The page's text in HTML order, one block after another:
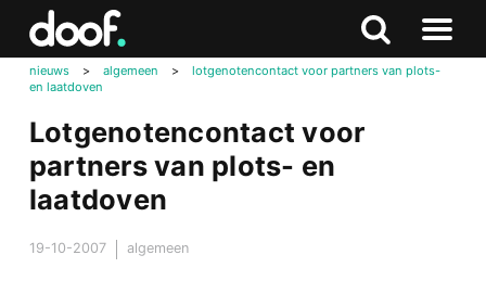
Zoeken
Naar
menu
nieuws > algemeen >
lotgenotencontact voor partners van plots-
en laatdoven
Lotgenotencontact voor
partners van plots- en
laatdoven
19-10-2007 algemeen
Doof.nl
Zoeken
naar